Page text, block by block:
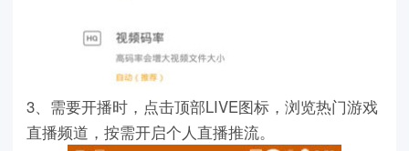
3、需要开播时，点击顶部LIVE图标，浏览热门游戏
直播频道，按需开启个人直播推流。